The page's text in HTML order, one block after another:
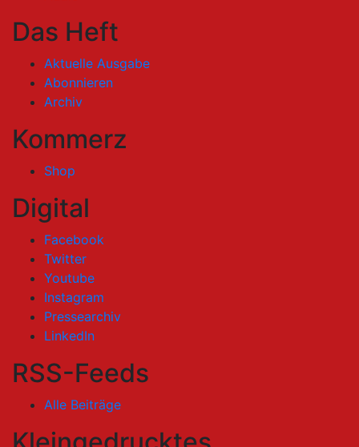
Das Heft
Aktuelle Ausgabe
Abonnieren
Archiv
Kommerz
Shop
Digital
Facebook
Twitter
Youtube
Instagram
Pressearchiv
LinkedIn
RSS-Feeds
Alle Beiträge